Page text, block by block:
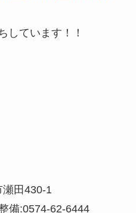
しています！！
瀬田430-1
備:0574-62-6444